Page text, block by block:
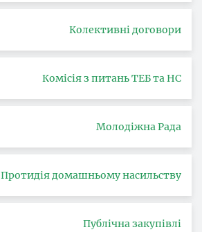
Колективні договори
Комісія з питань ТЕБ та НС
Молодіжна Рада
Протидія домашньому насильству
Публічна закупівлі